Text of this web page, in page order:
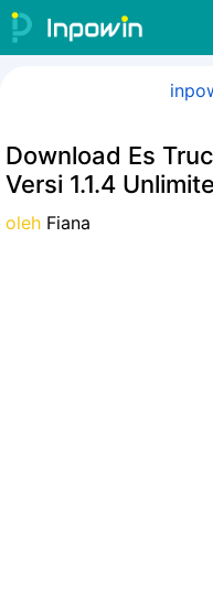
Langsung
ke
Download Es
Versi 1.1.4
oleh Fiana